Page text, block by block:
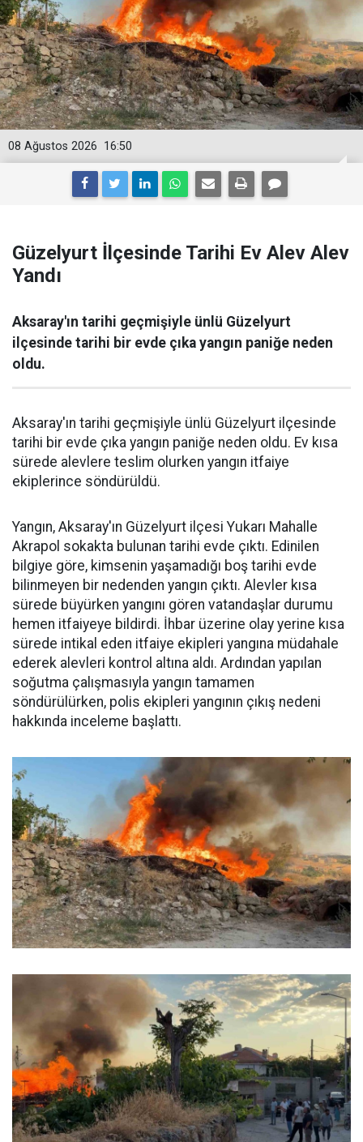
16:50
08 Ağustos 2026
Güzelyurt İlçesinde Tarihi Ev Alev Alev
Yandı
Aksaray'ın tarihi geçmişiyle ünlü Güzelyurt
ilçesinde tarihi bir evde çıka yangın paniğe neden
oldu.
Aksaray'ın tarihi geçmişiyle ünlü Güzelyurt ilçesinde
tarihi bir evde çıka yangın paniğe neden oldu. Ev kısa
sürede alevlere teslim olurken yangın itfaiye
ekiplerince söndürüldü.
Yangın, Aksaray'ın Güzelyurt ilçesi Yukarı Mahalle
Akrapol sokakta bulunan tarihi evde çıktı. Edinilen
bilgiye göre, kimsenin yaşamadığı boş tarihi evde
bilinmeyen bir nedenden yangın çıktı. Alevler kısa
sürede büyürken yangını gören vatandaşlar durumu
hemen itfaiyeye bildirdi. İhbar üzerine olay yerine kısa
sürede intikal eden itfaiye ekipleri yangına müdahale
ederek alevleri kontrol altına aldı. Ardından yapılan
soğutma çalışmasıyla yangın tamamen
söndürülürken, polis ekipleri yangının çıkış nedeni
hakkında inceleme başlattı.